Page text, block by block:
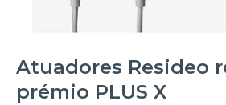
Atuadores Resideo
prémio PLUS X